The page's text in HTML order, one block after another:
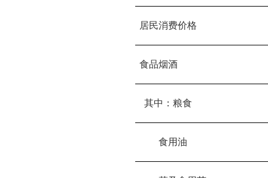
居民消费价格
食品烟酒
其中：粮食
食用油